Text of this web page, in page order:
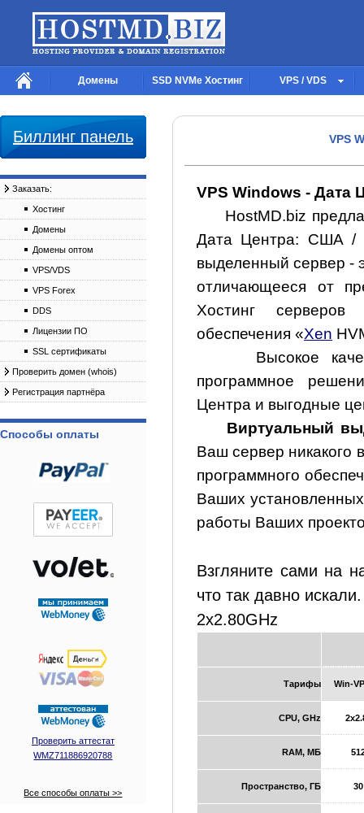
Домены SSD NVMe Хостинг VPS / VDS
VPS
VPS Windows -
HostMD.biz
Дата Центра: США /
выделенный сервер -
отличающееся от
Хостинг серверов
обеспечения «Xen
Высокое
программное
Центра и выгодные
Виртуальный
Ваш сервер никакого
программного
Ваших
работы Ваших
Взгляните сами на
что так давно искали.
2x2.80GHz
Тарифы Win-
CPU, GHz
RAM, MБ
Пространство, ГБ 30
Биллинг панель
Заказать:
Хостинг
Домены
Домены оптом
VPS/VDS
VPS Forex
DDS
Лицензии ПО
SSL сертификаты
Проверить домен (whois)
Регистрация партнёра
Способы оплаты
Проверить аттестат
WMZ711886920788
Все способы оплаты >>